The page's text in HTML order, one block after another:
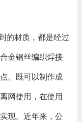
的材质，都是经过
金钢丝编织焊接
。既可以制作成
网使用，在使用
现。近年来，公